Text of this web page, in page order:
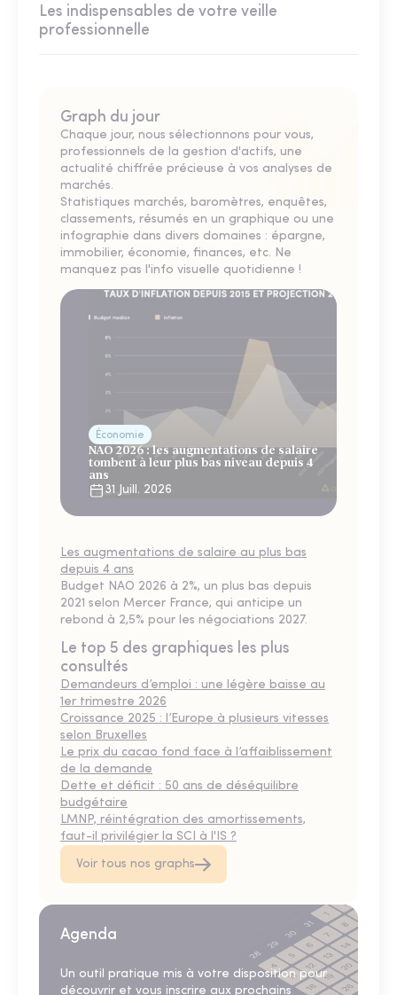
Les indispensables de votre veille
professionnelle
Graph du jour
Chaque jour, nous sélectionnons pour vous,
professionnels de la gestion d'actifs, une
actualité chiffrée précieuse à vos analyses de
marchés.
Statistiques marchés, baromètres, enquêtes,
classements, résumés en un graphique ou une
infographie dans divers domaines : épargne,
immobilier, économie, finances, etc. Ne
manquez pas l'info visuelle quotidienne !
Économie
NAO 2026 : les augmentations de salaire
tombent à leur plus bas niveau depuis 4
ans
31 Juill. 2026
Les augmentations de salaire au plus bas
depuis 4 ans
Budget NAO 2026 à 2%, un plus bas depuis
2021 selon Mercer France, qui anticipe un
rebond à 2,5% pour les négociations 2027.
Le top 5 des graphiques les plus
consultés
Demandeurs d’emploi : une légère baisse au
1er trimestre 2026
Croissance 2025 : l’Europe à plusieurs vitesses
selon Bruxelles
Le prix du cacao fond face à l’affaiblissement
de la demande
Dette et déficit : 50 ans de déséquilibre
budgétaire
LMNP, réintégration des amortissements,
faut-il privilégier la SCI à l'IS ?
Voir tous nos graphs
Agenda
Un outil pratique mis à votre disposition pour
découvrir et vous inscrire aux prochains